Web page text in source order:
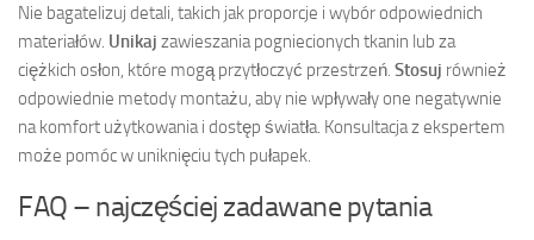
Nie bagatelizuj detali, takich jak proporcje i wybór odpowiednich
materiałów. Unikaj zawieszania pogniecionych tkanin lub za
ciężkich osłon, które mogą przytłoczyć przestrzeń. Stosuj również
odpowiednie metody montażu, aby nie wpływały one negatywnie
na komfort użytkowania i dostęp światła. Konsultacja z ekspertem
może pomóc w uniknięciu tych pułapek.
FAQ – najczęściej zadawane pytania